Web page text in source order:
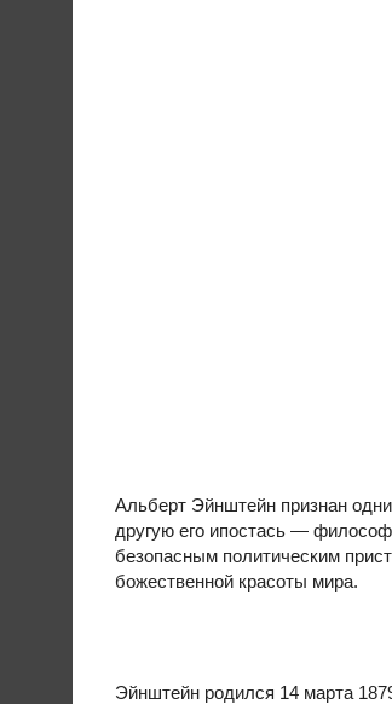
Альберт Эйнштейн признан
другую его ипостась —
безопасным политическим
божественной красоты мира.
Эйнштейн родился 14 марта